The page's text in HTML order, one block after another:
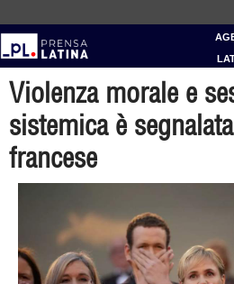
Violenza morale e
sistemica è
francese